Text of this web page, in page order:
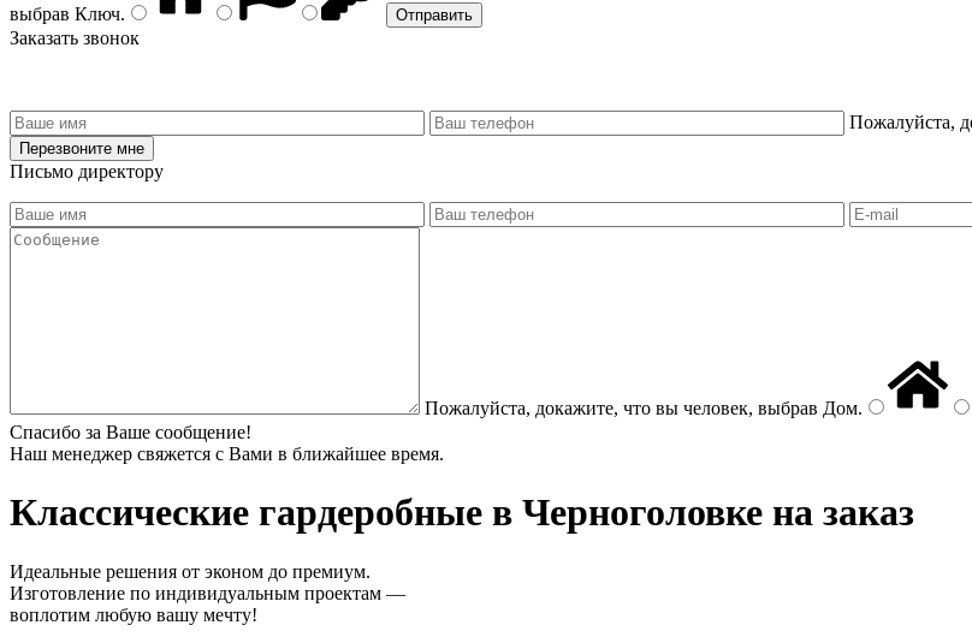
выбрав Ключ.
Заказать звонок
Пожалуйста,
Письмо директору
Пожалуйста, докажите, что вы человек, выбрав Дом.
Спасибо за Ваше сообщение!
Наш менеджер свяжется с Вами в ближайшее время.
Классические гардеробные в Черноголовке на заказ
Идеальные решения от эконом до премиум.
Изготовление по индивидуальным проектам —
воплотим любую вашу мечту!